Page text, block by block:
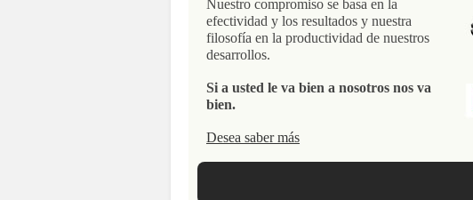
Nuestro compromiso se basa en la
efectividad y los resultados y nuestra
filosofía en la productividad de nuestros
desarrollos.
Si a usted le va bien a nosotros nos va
bien.
Desea saber más